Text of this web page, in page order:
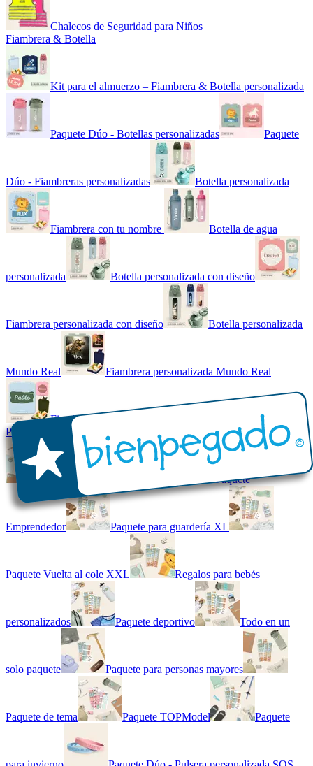
Chalecos de Seguridad para Niños
Fiambrera & Botella
Kit para el almuerzo – Fiambrera & Botella personalizada
Paquete Dúo - Botellas personalizadas Paquete
Dúo - Fiambreras personalizadas Botella personalizada
Fiambrera con tu nombre Botella de agua
personalizada Botella personalizada con diseño
Fiambrera personalizada con diseño Botella personalizada
Mundo Real Fiambrera personalizada Mundo Real
Fiambrera con tu nombre básica
Paquetes
Kit combinado de etiquetas Paquete
Emprendedor Paquete para guardería XL
Paquete Vuelta al cole XXL Regalos para bebés
personalizados Paquete deportivo Todo en un
solo paquete Paquete para personas mayores
Paquete de tema Paquete TOPModel Paquete